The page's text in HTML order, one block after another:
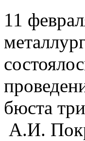
11
бюста
А.И.